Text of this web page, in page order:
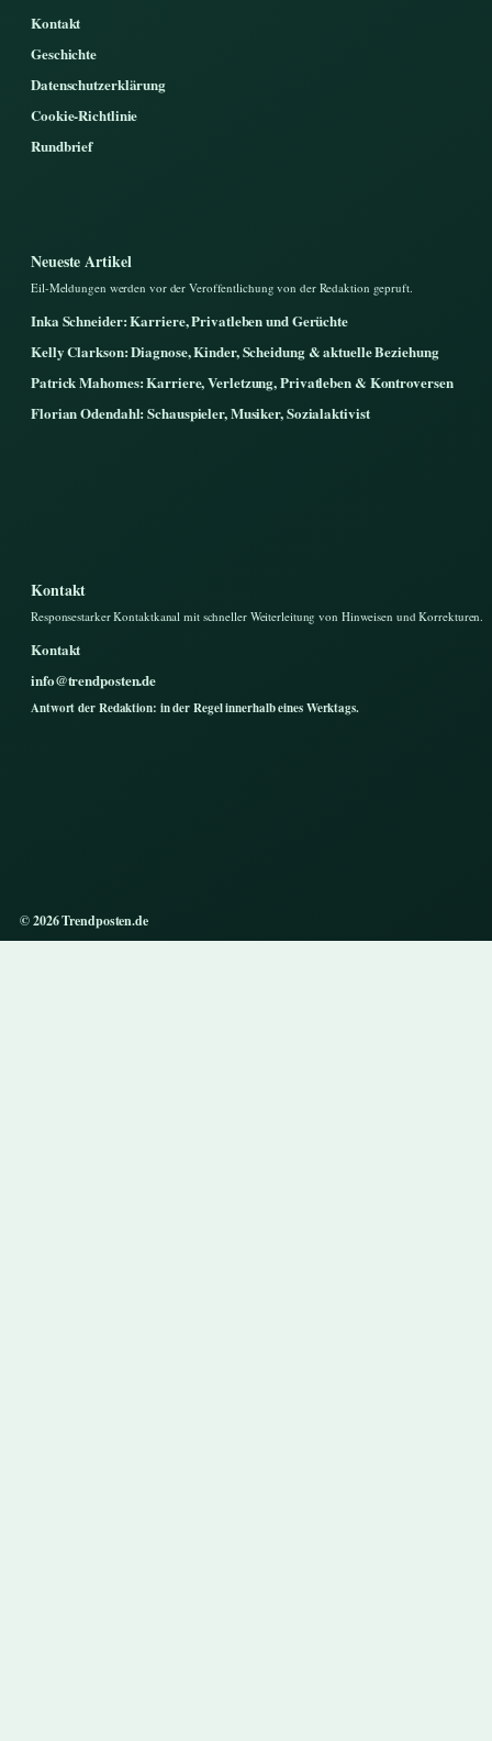
Kontakt
Geschichte
Datenschutzerklärung
Cookie-Richtlinie
Rundbrief
Neueste Artikel
Eil-Meldungen werden vor der Veroffentlichung von der Redaktion gepruft.
Inka Schneider: Karriere, Privatleben und Gerüchte
Kelly Clarkson: Diagnose, Kinder, Scheidung & aktuelle Beziehung
Patrick Mahomes: Karriere, Verletzung, Privatleben & Kontroversen
Florian Odendahl: Schauspieler, Musiker, Sozialaktivist
Kontakt
Responsestarker Kontaktkanal mit schneller Weiterleitung von Hinweisen und Korrekturen.
Kontakt
info@trendposten.de
Antwort der Redaktion: in der Regel innerhalb eines Werktags.
© 2026 Trendposten.de